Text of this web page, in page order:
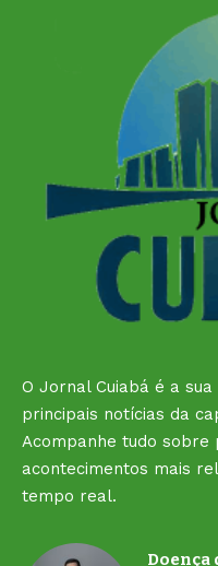
O Jornal Cuiabá é a
principais notícias da
Acompanhe tudo sobre
acontecimentos mais
tempo real.
Doença